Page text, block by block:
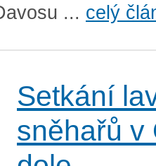
... celý
Setkání
sněhařů v